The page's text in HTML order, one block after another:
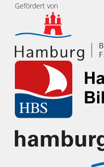
Gefördert von